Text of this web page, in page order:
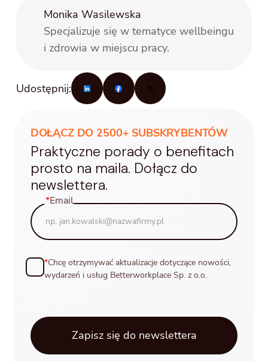
Monika Wasilewska
Specjalizuje się w tematyce wellbeingu
i zdrowia w miejscu pracy.
Udostępnij:
DOŁĄCZ DO 2500+ SUBSKRYBENTÓW
Praktyczne porady o benefitach
prosto na maila. Dołącz do
newslettera.
*Email
*Chcę otrzymywać aktualizacje dotyczące nowości,
wydarzeń i usług Betterworkplace Sp. z o.o.